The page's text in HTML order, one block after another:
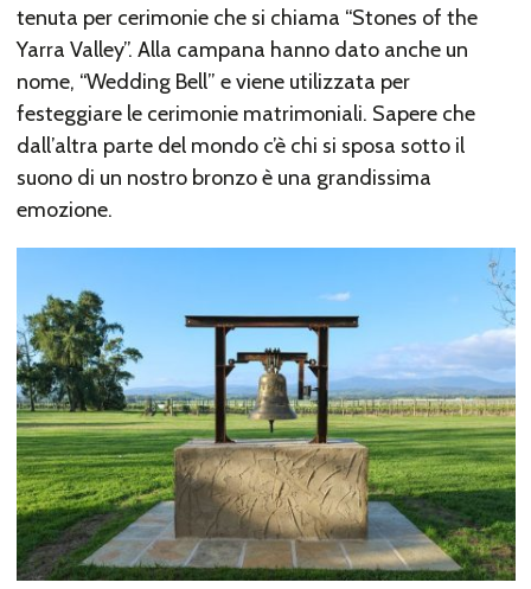
tenuta per cerimonie che si chiama “Stones of the
Yarra Valley”. Alla campana hanno dato anche un
nome, “Wedding Bell” e viene utilizzata per
festeggiare le cerimonie matrimoniali. Sapere che
dall’altra parte del mondo c’è chi si sposa sotto il
suono di un nostro bronzo è una grandissima
emozione.